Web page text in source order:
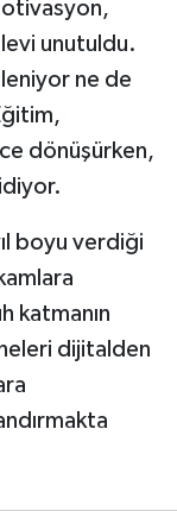
unutuldu.
ne de
dönüşürken,
boyu verdiği
katmanın
dijitalden